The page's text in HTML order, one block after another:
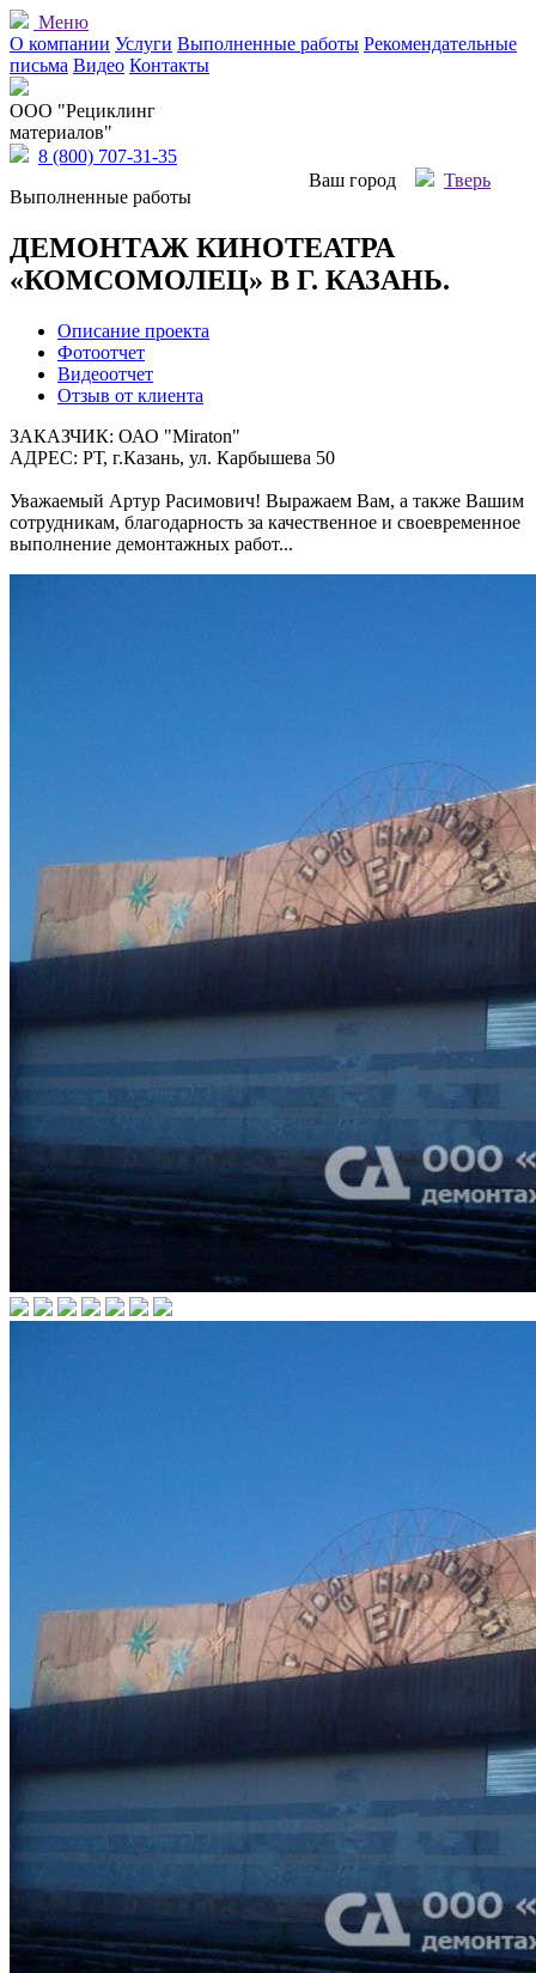
Меню
О компании Услуги Выполненные работы Рекомендательные
письма Видео Контакты
OOO "Рециклинг
материалов"
8 (800) 707-31-35
Ваш город
Тверь
Выполненные работы
ДЕМОНТАЖ КИНОТЕАТРА
«КОМСОМОЛЕЦ» В Г. КАЗАНЬ.
Описание проекта
Фотоотчет
Видеоотчет
Отзыв от клиента
ЗАКАЗЧИК: ОАО "Miraton"
АДРЕС: РТ, г.Казань, ул. Карбышева 50
Уважаемый Артур Расимович! Выражаем Вам, а также Вашим
сотрудникам, благодарность за качественное и своевременное
выполнение демонтажных работ...